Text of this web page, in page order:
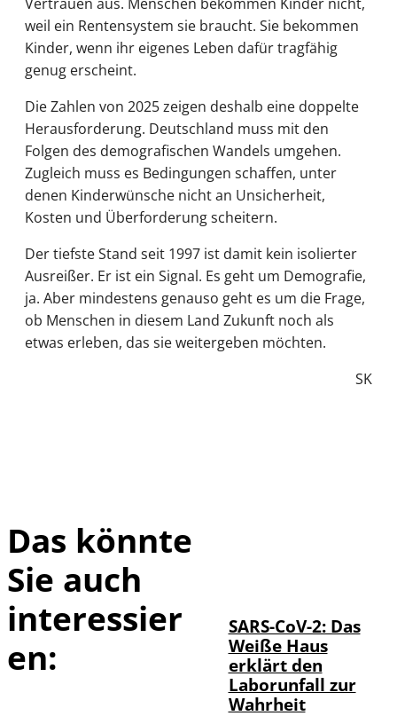
weil ein Rentensystem sie braucht. Sie bekommen
Kinder, wenn ihr eigenes Leben dafür tragfähig
genug erscheint.
Die Zahlen von 2025 zeigen deshalb eine doppelte
Herausforderung. Deutschland muss mit den
Folgen des demografischen Wandels umgehen.
Zugleich muss es Bedingungen schaffen, unter
denen Kinderwünsche nicht an Unsicherheit,
Kosten und Überforderung scheitern.
Der tiefste Stand seit 1997 ist damit kein isolierter
Ausreißer. Er ist ein Signal. Es geht um Demografie,
ja. Aber mindestens genauso geht es um die Frage,
ob Menschen in diesem Land Zukunft noch als
etwas erleben, das sie weitergeben möchten.
SK
Das könnte
Sie auch
interessier
en:
SARS-CoV-2: Das
Weiße Haus
erklärt den
Laborunfall zur
Wahrheit